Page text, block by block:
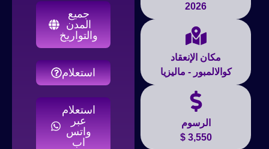
2026
مكان الإنعقاد
كوالالمبور - ماليزيا
الرسوم
3,550 $
جميع
المدن
والتواريخ
استعلام
استعلام
عبر
واتس
اب